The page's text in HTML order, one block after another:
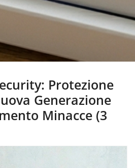
Protezione
Generazione
Minacce (3